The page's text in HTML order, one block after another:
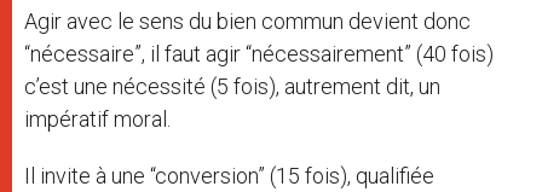
Agir avec le sens du bien commun devient donc
“nécessaire”, il faut agir “nécessairement” (40 fois)
c’est une nécessité (5 fois), autrement dit, un
impératif moral.
Il invite à une “conversion” (15 fois), qualifiée